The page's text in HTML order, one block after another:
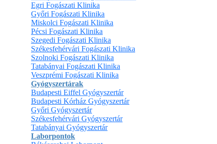
Egri Fogászati Klinika
Győri Fogászati Klinika
Miskolci Fogászati Klinika
Pécsi Fogászati Klinika
Szegedi Fogászati Klinika
Székesfehérvári Fogászati Klinika
Szolnoki Fogászati Klinika
Tatabányai Fogászati Klinika
Veszprémi Fogászati Klinika
Gyógyszertárak
Budapesti Eiffel Gyógyszertár
Budapesti Kórház Gyógyszertár
Győri Gyógyszertár
Székesfehérvári Gyógyszertár
Tatabányai Gyógyszertár
Laborpontok